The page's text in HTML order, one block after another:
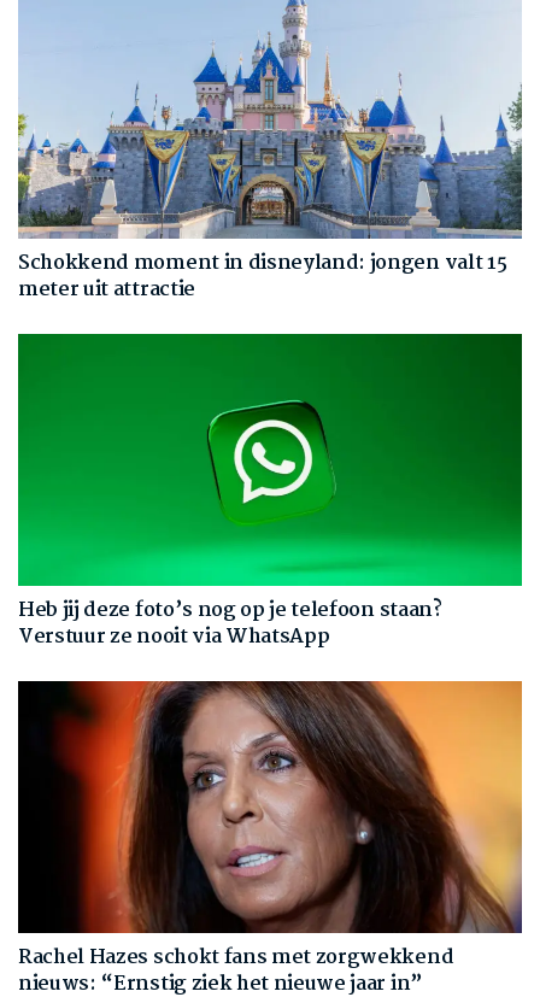
Schokkend moment in disneyland: jongen valt 15
meter uit attractie
Heb jij deze foto’s nog op je telefoon staan?
Verstuur ze nooit via WhatsApp
Rachel Hazes schokt fans met zorgwekkend
nieuws: “Ernstig ziek het nieuwe jaar in”